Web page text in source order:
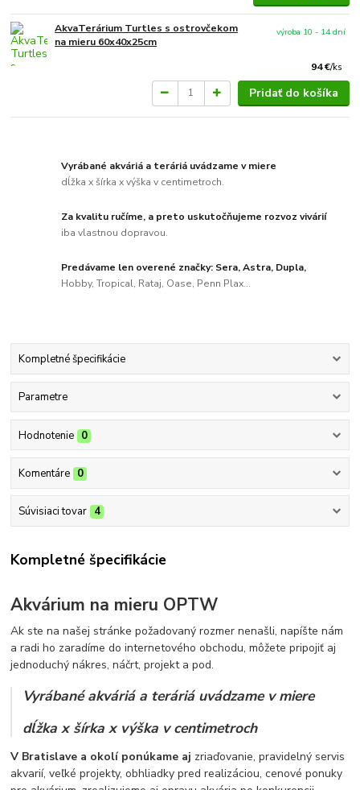
AkvaTerárium Turtles s ostrovčekom
na mieru 60x40x25cm
94 €/ks
výroba 10 - 14 dní
Pridať do košíka
Vyrábané akváriá a teráriá uvádzame v miere
dĺžka x šírka x výška v centimetroch.
Za kvalitu ručíme, a preto uskutočňujeme rozvoz vivárií
iba vlastnou dopravou.
Predávame len overené značky: Sera, Astra, Dupla,
Hobby, Tropical, Rataj, Oase, Penn Plax...
Kompletné špecifikácie
Parametre
Hodnotenie 0
Komentáre 0
Súvisiaci tovar 4
Kompletné špecifikácie
Akvárium na mieru OPTW
Ak ste na našej stránke požadovaný rozmer nenašli, napíšte nám
a radi ho zaradíme do internetového obchodu, môžete pripojiť aj
jednoduchý nákres, náčrt, projekt a pod.
Vyrábané akváriá a teráriá uvádzame v miere
dĺžka x šírka x výška v centimetroch
V Bratislave a okolí ponúkame aj zriaďovanie, pravidelný servis
akvarií, veľké projekty, obhliadky pred realizáciou, cenové ponuky